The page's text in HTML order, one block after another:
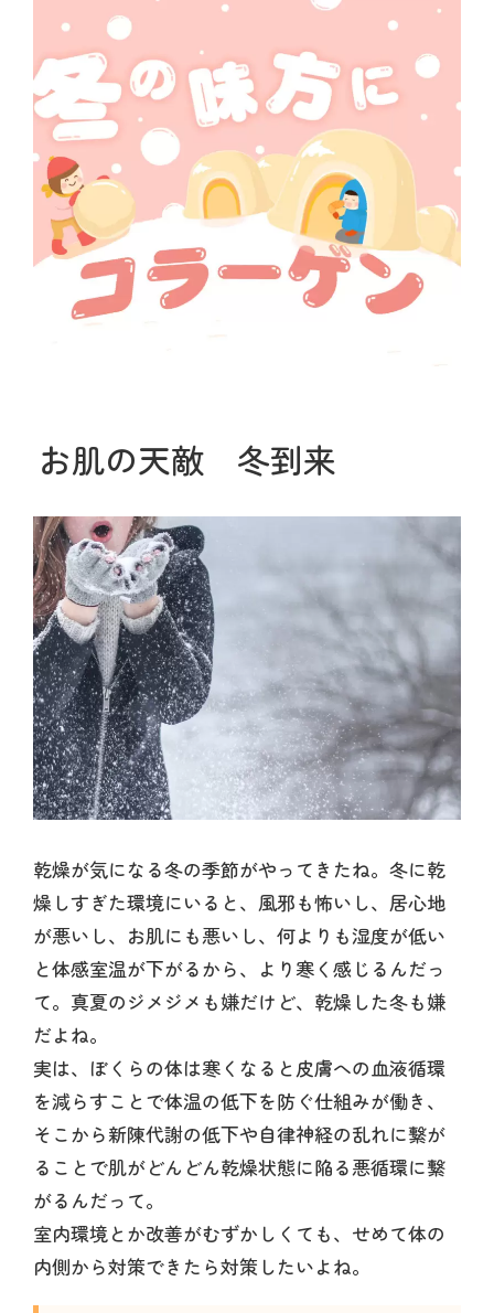
お肌の天敵 冬到来
乾燥が気になる冬の季節がやってきたね。冬に乾
燥しすぎた環境にいると、風邪も怖いし、居心地
が悪いし、お肌にも悪いし、何よりも湿度が低い
と体感室温が下がるから、より寒く感じるんだっ
て。真夏のジメジメも嫌だけど、乾燥した冬も嫌
だよね。
実は、ぼくらの体は寒くなると皮膚への血液循環
を減らすことで体温の低下を防ぐ仕組みが働き、
そこから新陳代謝の低下や自律神経の乱れに繋が
ることで肌がどんどん乾燥状態に陥る悪循環に繋
がるんだって。
室内環境とか改善がむずかしくても、せめて体の
内側から対策できたら対策したいよね。